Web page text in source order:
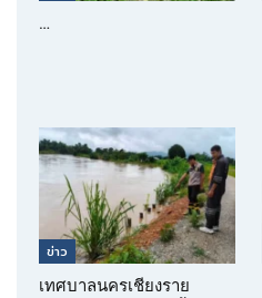
…
ข่าว
เทศบาลนครเชียงราย